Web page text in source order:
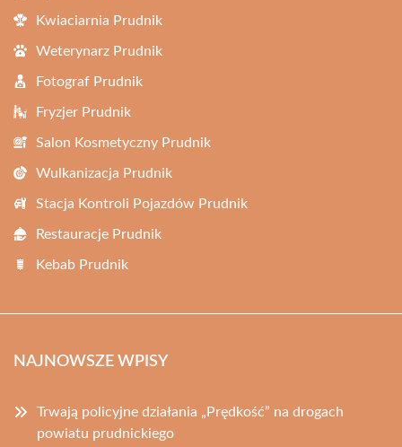
Kwiaciarnia Prudnik
Weterynarz Prudnik
Fotograf Prudnik
Fryzjer Prudnik
Salon Kosmetyczny Prudnik
Wulkanizacja Prudnik
Stacja Kontroli Pojazdów Prudnik
Restauracje Prudnik
Kebab Prudnik
NAJNOWSZE WPISY
Trwają policyjne działania „Prędkość” na drogach
powiatu prudnickiego